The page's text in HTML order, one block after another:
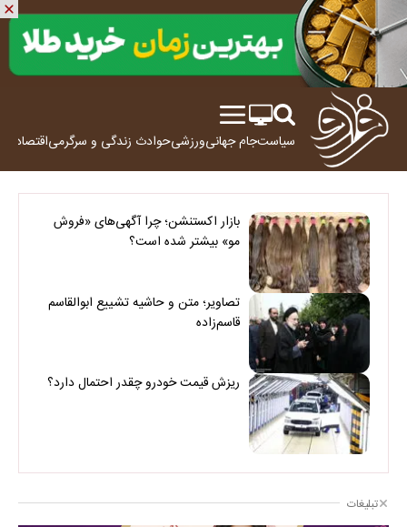
سیاستجام جهانیورزشیحوادث زندگی و سرگرمیاقتصاد
بازار اکستنشن؛ چرا آگهی‌های «فروش
مو» بیشتر شده است؟
تصاویر؛ متن و حاشیه تشییع ابوالقاسم
قاسم‌زاده
ریزش قیمت خودرو چقدر احتمال دارد؟
تبلیغات